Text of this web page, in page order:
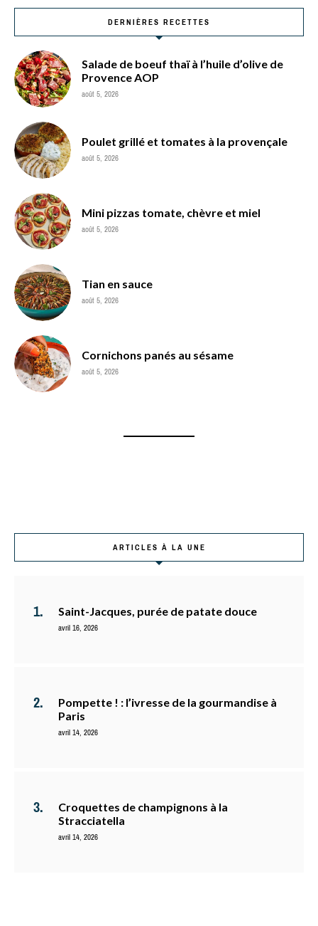
DERNIÈRES RECETTES
Salade de boeuf thaï à l’huile d’olive de
Provence AOP
août 5, 2026
Poulet grillé et tomates à la provençale
août 5, 2026
Mini pizzas tomate, chèvre et miel
août 5, 2026
Tian en sauce
août 5, 2026
Cornichons panés au sésame
août 5, 2026
ARTICLES À LA UNE
Saint-Jacques, purée de patate douce
avril 16, 2026
Pompette ! : l’ivresse de la gourmandise à
Paris
avril 14, 2026
Croquettes de champignons à la
Stracciatella
avril 14, 2026